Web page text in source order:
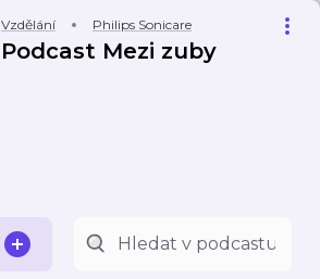
Vzdělání Philips Sonicare
Podcast Mezi zuby